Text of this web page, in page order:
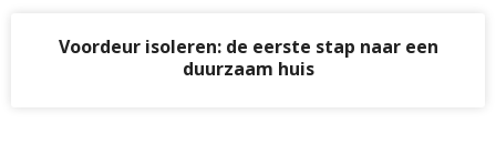
Voordeur isoleren: de eerste stap naar een
duurzaam huis